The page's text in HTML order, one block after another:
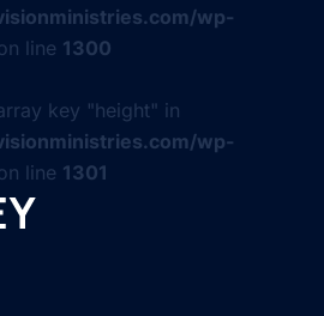
wp-
line 1300
key "height" in
wp-
line 1301